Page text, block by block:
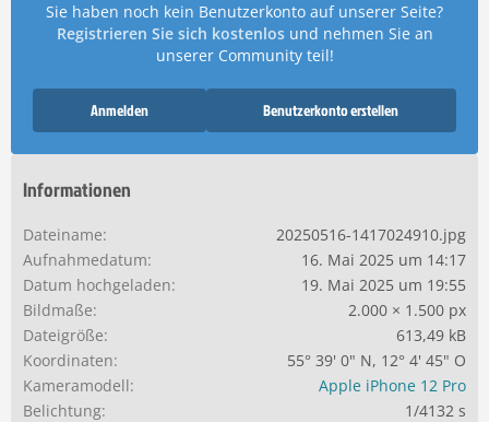
Sie haben noch kein Benutzerkonto auf unserer Seite?
Registrieren Sie sich kostenlosund nehmen Sie an
unserer Community teil!
Benutzerkonto erstellen
Anmelden
Informationen
Dateiname
20250516-1417024910.jpg
Aufnahmedatum
16. Mai 2025 um 14:17
Datum hochgeladen
19. Mai 2025 um 19:55
Bildmaße
2.000 × 1.500 px
Dateigröße
613,49 kB
Koordinaten
55° 39' 0" N, 12° 4' 45" O
Kameramodell
Apple iPhone 12 Pro
Belichtung
1/4132 s